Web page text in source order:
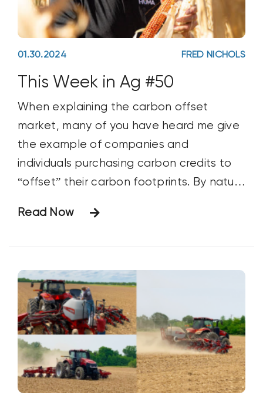
01.30.2024 FRED NICHOLS
This Week in Ag #50
When explaining the carbon offset
market, many of you have heard me give
the example of companies and
individuals purchasing carbon credits to
“offset” their carbon footprints. By nature
as airlines have no choice, as they’ll
Read Now